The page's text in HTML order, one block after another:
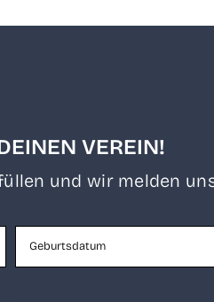
VEREIN!
und wir mel­den